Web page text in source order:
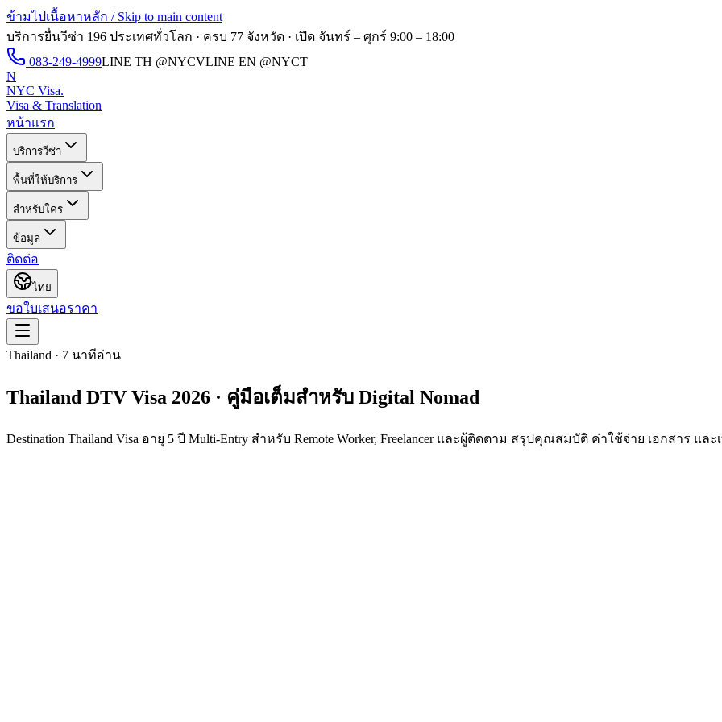
ข้ามไปเนื้อหาหลัก / Skip to main content
บริการยื่นวีซ่า 196 ประเทศทั่วโลก · ครบ 77 จังหวัด · เปิด จันทร์ – ศุกร์ 9:00 – 18:00
083-249-4999LINE TH @NYCVLINE EN @NYCT
N
NYC Visa.
Visa & Translation
หน้าแรก
บริการวีซ่า
พื้นที่ให้บริการ
สำหรับใคร
ข้อมูล
ติดต่อ
ไทย
ขอใบเสนอราคา
Thailand · 7 นาทีอ่าน
Thailand DTV Visa 2026 · คู่มือเต็มสำหรับ Digital Nomad
Destination Thailand Visa อายุ 5 ปี Multi-Entry สำหรับ Remote Worker, Freelancer และผู้ติดตาม สรุปคุณสมบัติ ค่าใช้จ่าย เอกสาร แล